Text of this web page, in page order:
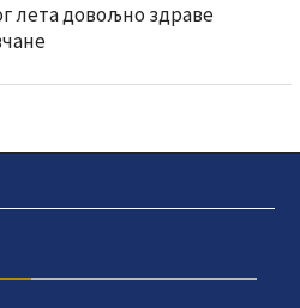
лета довољно здраве